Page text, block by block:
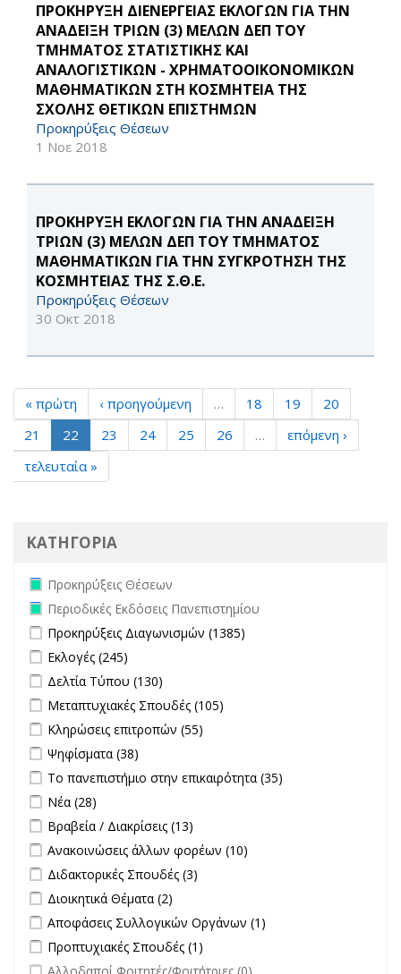
ΠΡΟΚΗΡΥΞΗ ΔΙΕΝΕΡΓΕΙΑΣ ΕΚΛΟΓΩΝ ΓΙΑ ΤΗΝ
ΑΝΑΔΕΙΞΗ ΤΡΙΩΝ (3) ΜΕΛΩΝ ΔΕΠ ΤΟΥ
ΤΜΗΜΑΤΟΣ ΣΤΑΤΙΣΤΙΚΗΣ ΚΑΙ
ΑΝΑΛΟΓΙΣΤΙΚΩΝ - ΧΡΗΜΑΤΟΟΙΚΟΝΟΜΙΚΩΝ
ΜΑΘΗΜΑΤΙΚΩΝ ΣΤΗ ΚΟΣΜΗΤΕΙΑ ΤΗΣ
ΣΧΟΛΗΣ ΘΕΤΙΚΩΝ ΕΠΙΣΤΗΜΩΝ
Προκηρύξεις Θέσεων
1 Νοε 2018
ΠΡΟΚΗΡΥΞΗ ΕΚΛΟΓΩΝ ΓΙΑ ΤΗΝ ΑΝΑΔΕΙΞΗ
ΤΡΙΩΝ (3) ΜΕΛΩΝ ΔΕΠ ΤΟΥ ΤΜΗΜΑΤΟΣ
ΜΑΘΗΜΑΤΙΚΩΝ ΓΙΑ ΤΗΝ ΣΥΓΚΡΟΤΗΣΗ ΤΗΣ
ΚΟΣΜΗΤΕΙΑΣ ΤΗΣ Σ.Θ.Ε.
Προκηρύξεις Θέσεων
30 Οκτ 2018
« πρώτη ‹ προηγούμενη … 18 19
20
21
22 23 24 25 26 …
επόμενη ›
τελευταία »
ΚΑΤΗΓΟΡΙΑ
Remove Προκηρύξεις Θέσεων filter
Προκηρύξεις Θέσεων
Remove Περιοδικές Εκδόσεις Πανεπιστημίου filter
Περιοδικές Εκδόσεις Πανεπιστημίου
Apply Προκηρύξεις Διαγωνισμών filter
Προκηρύξεις Διαγωνισμών (1385)
Apply Εκλογές filter
Εκλογές (245)
Apply Δελτία Τύπου filter
Δελτία Τύπου (130)
Apply Μεταπτυχιακές Σπουδές filter
Μεταπτυχιακές Σπουδές (105)
Apply Κληρώσεις επιτροπών filter
Κληρώσεις επιτροπών (55)
Apply Ψηφίσματα filter
Ψηφίσματα (38)
Apply Το πανεπιστήμιο στην επικαιρότητα filter
Το πανεπιστήμιο στην επικαιρότητα (35)
Apply Νέα filter
Νέα (28)
Apply Βραβεία / Διακρίσεις filter
Βραβεία / Διακρίσεις (13)
Apply Ανακοινώσεις άλλων φορέων filter
Ανακοινώσεις άλλων φορέων (10)
Apply Διδακτορικές Σπουδές filter
Διδακτορικές Σπουδές (3)
Apply Διοικητικά Θέματα filter
Διοικητικά Θέματα (2)
Apply Αποφάσεις Συλλογικών Οργάνων filter
Αποφάσεις Συλλογικών Οργάνων (1)
Apply Προπτυχιακές Σπουδές filter
Προπτυχιακές Σπουδές (1)
undefined